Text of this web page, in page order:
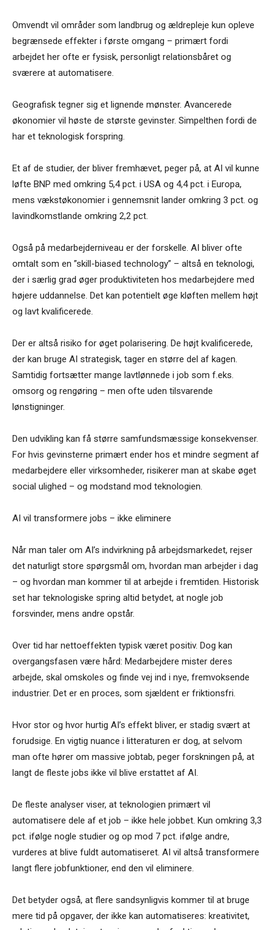
Omvendt vil områder som landbrug og ældrepleje kun opleve
begrænsede effekter i første omgang – primært fordi
arbejdet her ofte er fysisk, personligt relationsbåret og
sværere at automatisere.
Geografisk tegner sig et lignende mønster. Avancerede
økonomier vil høste de største gevinster. Simpelthen fordi de
har et teknologisk forspring.
Et af de studier, der bliver fremhævet, peger på, at AI vil kunne
løfte BNP med omkring 5,4 pct. i USA og 4,4 pct. i Europa,
mens vækstøkonomier i gennemsnit lander omkring 3 pct. og
lavindkomstlande omkring 2,2 pct.
Også på medarbejderniveau er der forskelle. AI bliver ofte
omtalt som en ”skill-biased technology” – altså en teknologi,
der i særlig grad øger produktiviteten hos medarbejdere med
højere uddannelse. Det kan potentielt øge kløften mellem højt
og lavt kvalificerede.
Der er altså risiko for øget polarisering. De højt kvalificerede,
der kan bruge AI strategisk, tager en større del af kagen.
Samtidig fortsætter mange lavtlønnede i job som f.eks.
omsorg og rengøring – men ofte uden tilsvarende
lønstigninger.
Den udvikling kan få større samfundsmæssige konsekvenser.
For hvis gevinsterne primært ender hos et mindre segment af
medarbejdere eller virksomheder, risikerer man at skabe øget
social ulighed – og modstand mod teknologien.
AI vil transformere jobs – ikke eliminere
Når man taler om AI’s indvirkning på arbejdsmarkedet, rejser
det naturligt store spørgsmål om, hvordan man arbejder i dag
– og hvordan man kommer til at arbejde i fremtiden. Historisk
set har teknologiske spring altid betydet, at nogle job
forsvinder, mens andre opstår.
Over tid har nettoeffekten typisk været positiv. Dog kan
overgangsfasen være hård: Medarbejdere mister deres
arbejde, skal omskoles og finde vej ind i nye, fremvoksende
industrier. Det er en proces, som sjældent er friktionsfri.
Hvor stor og hvor hurtig AI’s effekt bliver, er stadig svært at
forudsige. En vigtig nuance i litteraturen er dog, at selvom
man ofte hører om massive jobtab, peger forskningen på, at
langt de fleste jobs ikke vil blive erstattet af AI.
De fleste analyser viser, at teknologien primært vil
automatisere dele af et job – ikke hele jobbet. Kun omkring 3,3
pct. ifølge nogle studier og op mod 7 pct. ifølge andre,
vurderes at blive fuldt automatiseret. AI vil altså transformere
langt flere jobfunktioner, end den vil eliminere.
Det betyder også, at flere sandsynligvis kommer til at bruge
mere tid på opgaver, der ikke kan automatiseres: kreativitet,